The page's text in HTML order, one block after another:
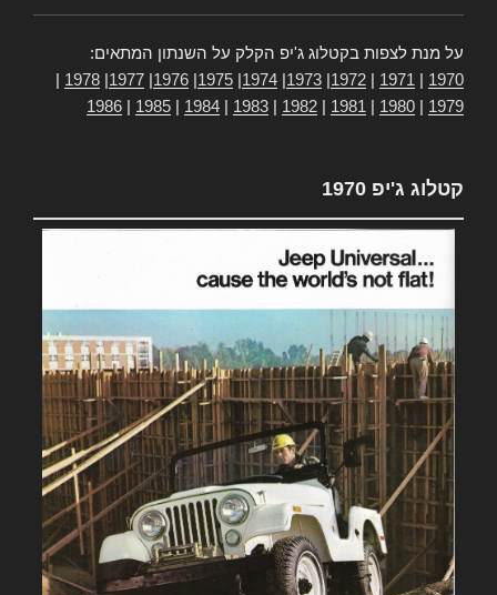
על מנת לצפות בקטלוג ג'יפ הקלק על השנתון המתאים:
1970
1971
1972
1973
1974
1975
1976
1977
1978
1979
1980
1981
1982
1983
1984
1985
1986
קטלוג ג'יפ 1970